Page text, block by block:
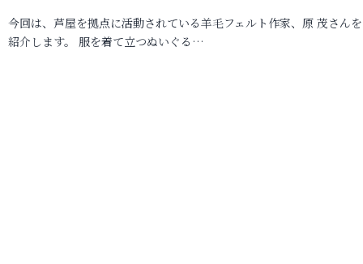
今回は、芦屋を拠点に活動されている羊毛フェルト作家、原 茂さん
紹介します。 服を着て立つぬいぐる…